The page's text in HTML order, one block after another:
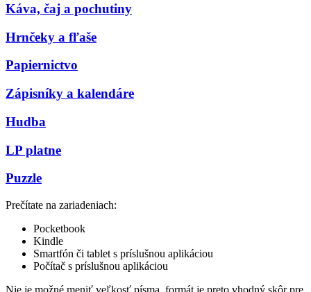
Káva, čaj a pochutiny
Hrnčeky a fľaše
Papiernictvo
Zápisníky a kalendáre
Hudba
LP platne
Puzzle
Prečítate na zariadeniach:
Pocketbook
Kindle
Smartfón či tablet s príslušnou aplikáciou
Počítač s príslušnou aplikáciou
Nie je možné meniť veľkosť písma, formát je preto vhodný skôr pre